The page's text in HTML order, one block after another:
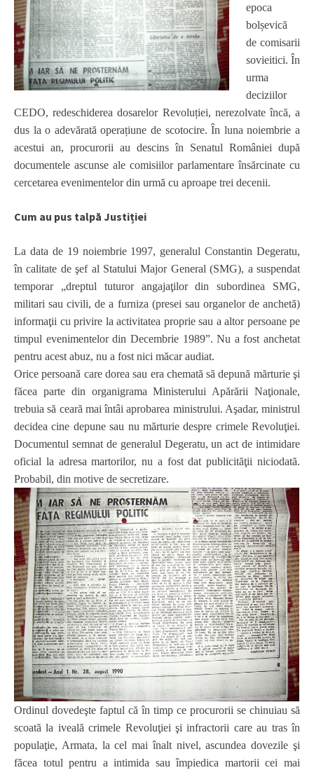
epoca
bolșevică
de comisarii
sovieitici. În
urma
deciziilor
CEDO, redeschiderea dosarelor Revoluției, nerezolvate încă, a
dus la o adevărată operațiune de scotocire. În luna noiembrie a
acestui an, procurorii au descins în Senatul României după
documentele ascunse ale comisiilor parlamentare însărcinate cu
cercetarea evenimentelor din urmă cu aproape trei decenii.
Cum au pus talpă Justiției
La data de 19 noiembrie 1997, generalul Constantin Degeratu,
în calitate de şef al Statului Major General (SMG), a suspendat
temporar „dreptul tuturor angajaţilor din subordinea SMG,
militari sau civili, de a furniza (presei sau organelor de anchetă)
informaţii cu privire la activitatea proprie sau a altor persoane pe
timpul evenimentelor din Decembrie 1989”. Nu a fost anchetat
pentru acest abuz, nu a fost nici măcar audiat.
Orice persoană care dorea sau era chemată să depună mărturie şi
făcea parte din organigrama Ministerului Apărării Naţionale,
trebuia să ceară mai întâi aprobarea ministrului. Aşadar, ministrul
decidea cine depune sau nu mărturie despre crimele Revoluţiei.
Documentul semnat de generalul Degeratu, un act de intimidare
oficial la adresa martorilor, nu a fost dat publicităţii niciodată.
Probabil, din motive de secretizare.
Ordinul dovedeşte faptul că în timp ce procurorii se chinuiau să
scoată la iveală crimele Revoluţiei şi infractorii care au tras în
populaţie, Armata, la cel mai înalt nivel, ascundea dovezile şi
făcea totul pentru a intimida sau împiedica martorii cei mai